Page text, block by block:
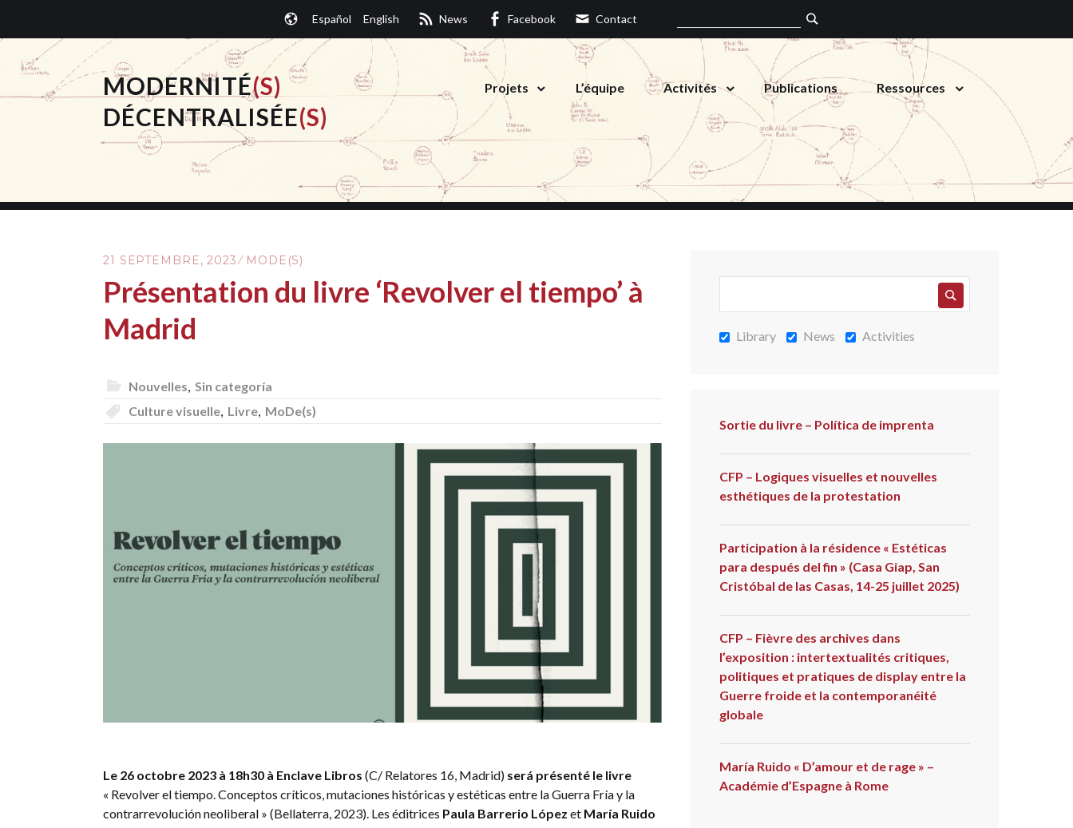
contenu
principal
Español English News Facebook Contact
MODERNITÉ(S)
DÉCENTRALISÉE(S)
Projets L’équipe Activités Publications Ressources
21 SEPTEMBRE, 2023 MODE(S)
Présentation du livre ‘Revolver el tiempo’ à
Madrid
Nouvelles Sin categoría
Culture visuelle Livre MoDe(s)
Le 26 octobre 2023 à 18h30 à Enclave Libros (C/ Relatores 16, Madrid) será présenté le livre
« Revolver el tiempo. Conceptos críticos, mutaciones históricas y estéticas entre la Guerra Fría y la
contrarrevolución neoliberal » (Bellaterra, 2023). Les éditrices Paula Barrerio López et María Ruido
Library News Activities
Sortie du livre – Política de imprenta
CFP – Logiques visuelles et nouvelles
esthétiques de la protestation
Participation à la résidence « Estéticas
para después del fin » (Casa Giap, San
Cristóbal de las Casas, 14-25 juillet 2025)
CFP – Fièvre des archives dans
l’exposition : intertextualités critiques,
politiques et pratiques de display entre la
Guerre froide et la contemporanéité
globale
María Ruido « D’amour et de rage » –
Académie d’Espagne à Rome